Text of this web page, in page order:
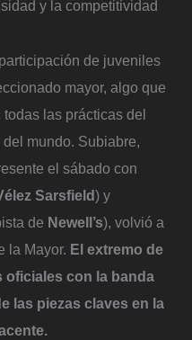
y la competitividad
de juveniles
mayor, algo que
las prácticas del
mundo. Subiabre,
el sábado con
Sarsfield) y
de Newell’s), volvió a
la Mayor. El extremo de
oficiales con la banda
las piezas claves en la